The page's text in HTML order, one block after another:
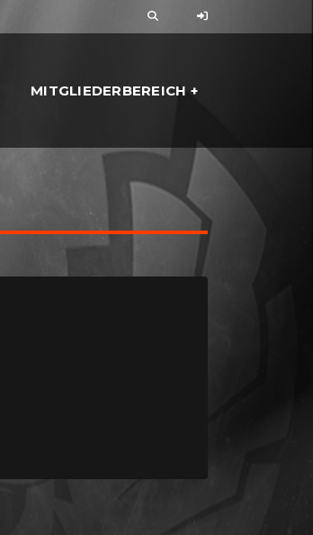
MITGLIEDERBEREICH